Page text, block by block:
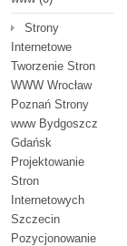
Strony
Internetowe
Tworzenie Stron
WWW Wrocław
Poznań Strony
www Bydgoszcz
Gdańsk
Projektowanie
Stron
Internetowych
Szczecin
Pozycjonowanie